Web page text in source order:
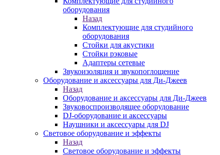
оборудования
Назад
Комплектующие для студийного
оборудования
Стойки для акустики
Стойки рэковые
Адаптеры сетевые
Звукоизоляция и звукопоглощение
Оборудование и аксессуары для Ди-Джеев
Назад
Оборудование и аксессуары для Ди-Джеев
Звуковоспроизводящее оборудование
DJ-оборудование и аксессуары
Наушники и аксессуары для DJ
Световое оборудование и эффекты
Назад
Световое оборудование и эффекты